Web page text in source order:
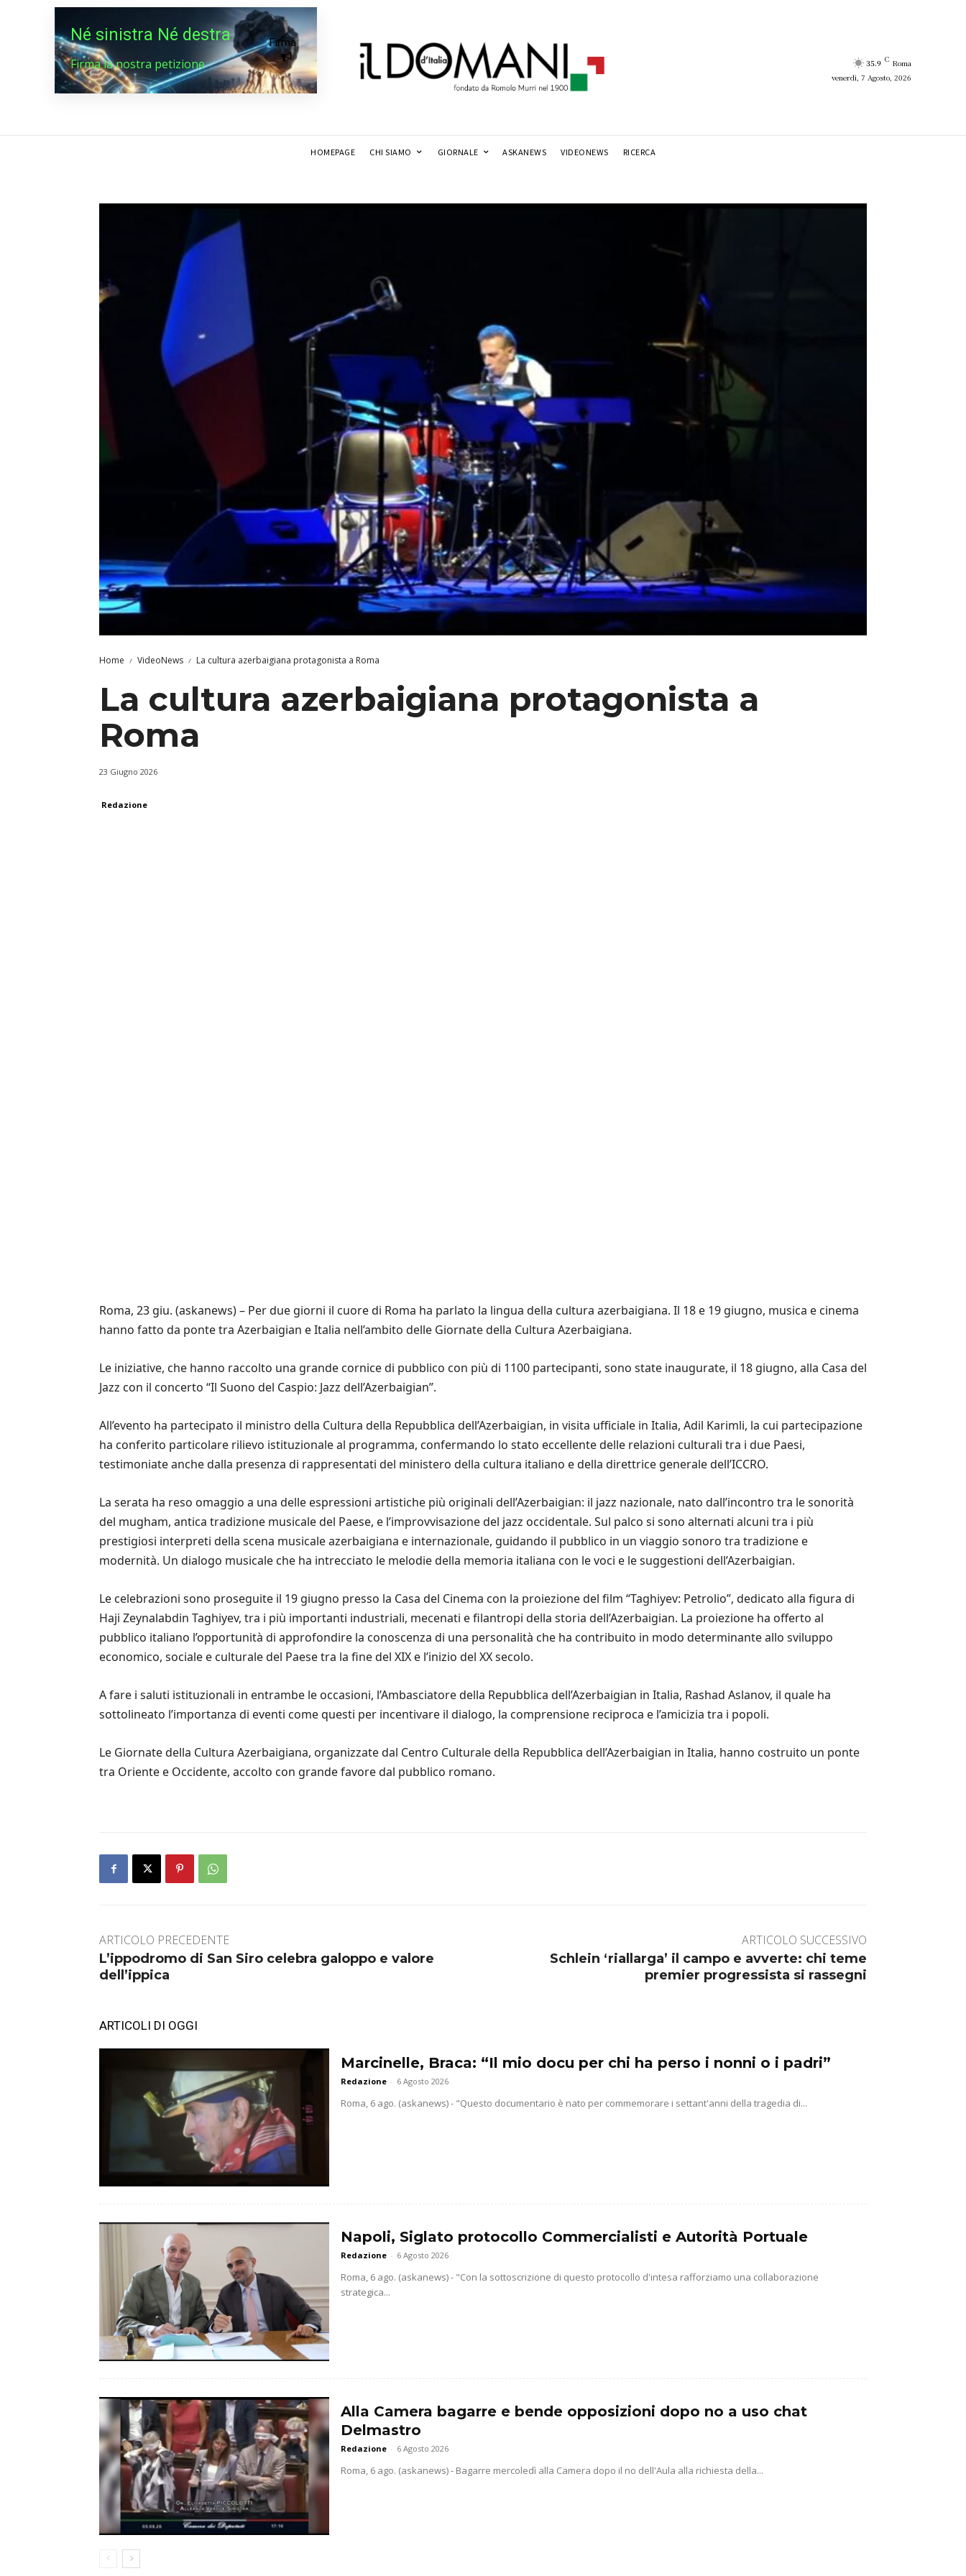
Né sinistra Né destra
Firma la nostra petizione
Firma
35.9 C Roma
venerdì, 7 Agosto, 2026
HOMEPAGE CHI SIAMO GIORNALE ASKANEWS VIDEONEWS RICERCA
Home VideoNews La cultura azerbaigiana protagonista a Roma
La cultura azerbaigiana protagonista a
Roma
23 Giugno 2026
Redazione
Roma, 23 giu. (askanews) – Per due giorni il cuore di Roma ha parlato la lingua della cultura azerbaigiana. Il 18 e 19 giugno, musica e cinema
hanno fatto da ponte tra Azerbaigian e Italia nell’ambito delle Giornate della Cultura Azerbaigiana.
Le iniziative, che hanno raccolto una grande cornice di pubblico con più di 1100 partecipanti, sono state inaugurate, il 18 giugno, alla Casa del
Jazz con il concerto “Il Suono del Caspio: Jazz dell’Azerbaigian”.
All’evento ha partecipato il ministro della Cultura della Repubblica dell’Azerbaigian, in visita ufficiale in Italia, Adil Karimli, la cui partecipazione
ha conferito particolare rilievo istituzionale al programma, confermando lo stato eccellente delle relazioni culturali tra i due Paesi,
testimoniate anche dalla presenza di rappresentati del ministero della cultura italiano e della direttrice generale dell’ICCRO.
La serata ha reso omaggio a una delle espressioni artistiche più originali dell’Azerbaigian: il jazz nazionale, nato dall’incontro tra le sonorità
del mugham, antica tradizione musicale del Paese, e l’improvvisazione del jazz occidentale. Sul palco si sono alternati alcuni tra i più
prestigiosi interpreti della scena musicale azerbaigiana e internazionale, guidando il pubblico in un viaggio sonoro tra tradizione e
modernità. Un dialogo musicale che ha intrecciato le melodie della memoria italiana con le voci e le suggestioni dell’Azerbaigian.
Le celebrazioni sono proseguite il 19 giugno presso la Casa del Cinema con la proiezione del film “Taghiyev: Petrolio”, dedicato alla figura di
Haji Zeynalabdin Taghiyev, tra i più importanti industriali, mecenati e filantropi della storia dell’Azerbaigian. La proiezione ha offerto al
pubblico italiano l’opportunità di approfondire la conoscenza di una personalità che ha contribuito in modo determinante allo sviluppo
economico, sociale e culturale del Paese tra la fine del XIX e l’inizio del XX secolo.
A fare i saluti istituzionali in entrambe le occasioni, l’Ambasciatore della Repubblica dell’Azerbaigian in Italia, Rashad Aslanov, il quale ha
sottolineato l’importanza di eventi come questi per incentivare il dialogo, la comprensione reciproca e l’amicizia tra i popoli.
Le Giornate della Cultura Azerbaigiana, organizzate dal Centro Culturale della Repubblica dell’Azerbaigian in Italia, hanno costruito un ponte
tra Oriente e Occidente, accolto con grande favore dal pubblico romano.
ARTICOLO PRECEDENTE
L’ippodromo di San Siro celebra galoppo e valore
dell’ippica
ARTICOLO SUCCESSIVO
Schlein ‘riallarga’ il campo e avverte: chi teme
premier progressista si rassegni
ARTICOLI DI OGGI
Marcinelle, Braca: “Il mio docu per chi ha perso i nonni o i padri”
Redazione - 6 Agosto 2026
Roma, 6 ago. (askanews) - "Questo documentario è nato per commemorare i settant'anni della tragedia di...
Napoli, Siglato protocollo Commercialisti e Autorità Portuale
Redazione - 6 Agosto 2026
Roma, 6 ago. (askanews) - "Con la sottoscrizione di questo protocollo d'intesa rafforziamo una collaborazione
strategica...
Alla Camera bagarre e bende opposizioni dopo no a uso chat
Delmastro
Redazione - 6 Agosto 2026
Roma, 6 ago. (askanews) - Bagarre mercoledì alla Camera dopo il no dell'Aula alla richiesta della...